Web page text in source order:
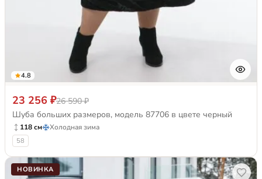
4.8
23 256 ₽26 590 ₽
Шуба больших размеров, модель 87706 в цвете черный
118 см Холодная зима
58
НОВИНКА